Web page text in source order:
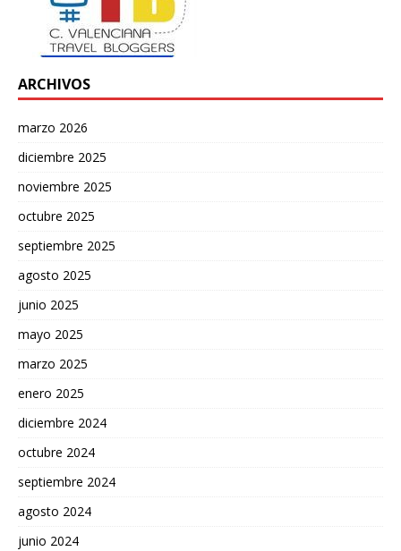
ARCHIVOS
marzo 2026
diciembre 2025
noviembre 2025
octubre 2025
septiembre 2025
agosto 2025
junio 2025
mayo 2025
marzo 2025
enero 2025
diciembre 2024
octubre 2024
septiembre 2024
agosto 2024
junio 2024